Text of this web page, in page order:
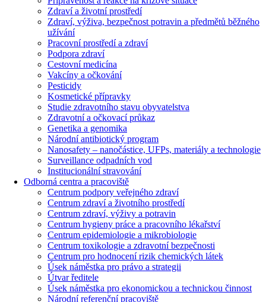
Zdraví a životní prostředí
Zdraví, výživa, bezpečnost potravin a předmětů běžného
užívání
Pracovní prostředí a zdraví
Podpora zdraví
Cestovní medicína
Vakcíny a očkování
Pesticidy
Kosmetické přípravky
Studie zdravotního stavu obyvatelstva
Zdravotní a očkovací průkaz
Genetika a genomika
Národní antibiotický program
Nanosafety – nanočástice, UFPs, materiály a technologie
Surveillance odpadních vod
Institucionální stravování
Odborná centra a pracoviště
Centrum podpory veřejného zdraví
Centrum zdraví a životního prostředí
Centrum zdraví, výživy a potravin
Centrum hygieny práce a pracovního lékařství
Centrum epidemiologie a mikrobiologie
Centrum toxikologie a zdravotní bezpečnosti
Centrum pro hodnocení rizik chemických látek
Úsek náměstka pro právo a strategii
Útvar ředitele
Úsek náměstka pro ekonomickou a technickou činnost
Národní referenční pracoviště